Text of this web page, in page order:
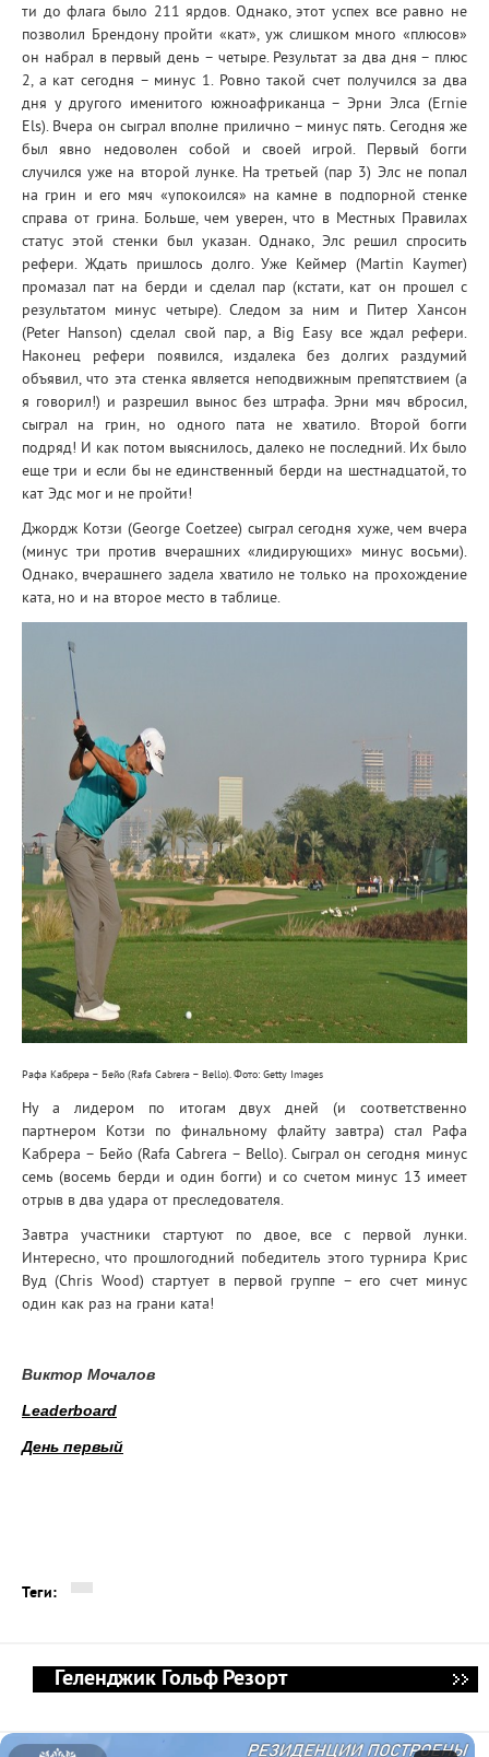
ти до флага было 211 ярдов. Однако, этот успех все равно не
позволил Брендону пройти «кат», уж слишком много «плюсов»
он набрал в первый день – четыре. Результат за два дня – плюс
2, а кат сегодня – минус 1. Ровно такой счет получился за два
дня у другого именитого южноафриканца – Эрни Элса (Ernie
Els). Вчера он сыграл вполне прилично – минус пять. Сегодня же
был явно недоволен собой и своей игрой. Первый богги
случился уже на второй лунке. На третьей (пар 3) Элс не попал
на грин и его мяч «упокоился» на камне в подпорной стенке
справа от грина. Больше, чем уверен, что в Местных Правилах
статус этой стенки был указан. Однако, Элс решил спросить
рефери. Ждать пришлось долго. Уже Кеймер (Martin Kaymer)
промазал пат на берди и сделал пар (кстати, кат он прошел с
результатом минус четыре). Следом за ним и Питер Хансон
(Peter Hanson) сделал свой пар, а Big Easy все ждал рефери.
Наконец рефери появился, издалека без долгих раздумий
объявил, что эта стенка является неподвижным препятствием (а
я говорил!) и разрешил вынос без штрафа. Эрни мяч вбросил,
сыграл на грин, но одного пата не хватило. Второй богги
подряд! И как потом выяснилось, далеко не последний. Их было
еще три и если бы не единственный берди на шестнадцатой, то
кат Эдс мог и не пройти!
Джордж Котзи (George Coetzee) сыграл сегодня хуже, чем вчера
(минус три против вчерашних «лидирующих» минус восьми).
Однако, вчерашнего задела хватило не только на прохождение
ката, но и на второе место в таблице.
Рафа Кабрера – Бейо (Rafa Cabrera – Bello). Фото: Getty Images
Ну а лидером по итогам двух дней (и соответственно
партнером Котзи по финальному флайту завтра) стал Рафа
Кабрера – Бейо (Rafa Cabrera – Bello). Сыграл он сегодня минус
семь (восемь берди и один богги) и со счетом минус 13 имеет
отрыв в два удара от преследователя.
Завтра участники стартуют по двое, все с первой лунки.
Интересно, что прошлогодний победитель этого турнира Крис
Вуд (Chris Wood) стартует в первой группе – его счет минус
один как раз на грани ката!
Виктор Мочалов
Leaderboard
День первый
Теги:
Геленджик Гольф Резорт